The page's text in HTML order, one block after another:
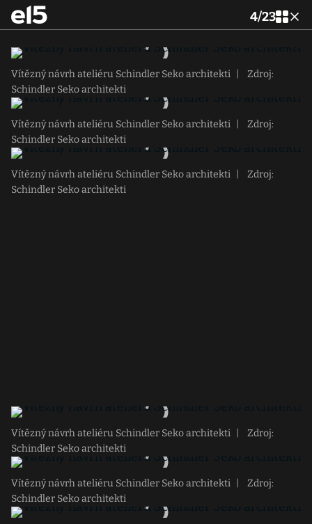
4/23
Vítězný návrh ateliéru Schindler Seko architekti
Zdroj:
Schindler Seko architekti
Vítězný návrh ateliéru Schindler Seko architekti
Zdroj:
Schindler Seko architekti
Vítězný návrh ateliéru Schindler Seko architekti
Zdroj:
Schindler Seko architekti
Vítězný návrh ateliéru Schindler Seko architekti
Zdroj:
Schindler Seko architekti
Vítězný návrh ateliéru Schindler Seko architekti
Zdroj:
Schindler Seko architekti